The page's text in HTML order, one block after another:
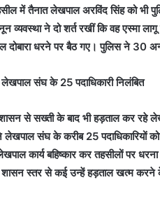
में तैनात लेखपाल अरविंद सिंह को भी
व्यवस्था ने दो शर्त रखीं कि वह एस्मा
दोबारा धरने पर बैठ गए। पुलिस ने 30
संघ के 25 पदाधिकारी निलंबित
से सख्ती के बाद भी हड़ताल कर रहे
लेखपाल संघ के करीब 25 पदाधिकारियों
कार्य बहिष्कार कर तहसीलों पर
स्तर से कई उन्हें हड़ताल खत्म करने